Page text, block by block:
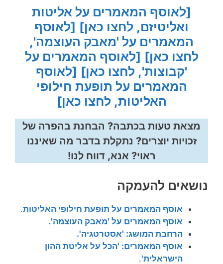
[לאוסף המאמרים על אליטות
ואליטיזם, לחצו כאן] [לאוסף
המאמרים על 'מאבק העוצמה',
לחצו כאן] [לאוסף המאמרים על
'קבוצות', לחצו כאן] [לאוסף
המאמרים על תופעת חילופי
האליטות, לחצו כאן]
מצאת טעות בכתבה? הבחנת בהפרה של
זכויות יוצרים? נתקלת בדבר מה שאיננו
ראוי? אנא, דווח לנו!
נושאים להעמקה
אוסף המאמרים על תופעת חילופי האליטות.
אוסף המאמרים על 'מאבק העוצמה'.
הרחבת המושג: 'אסטרטגיה'.
אוסף המאמרים: 'הכל על אליטת ההון
הישראלית'.